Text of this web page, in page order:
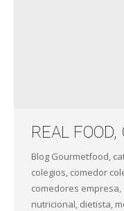
REAL FOOD,
Blog Gourmetfood,
colegios, comedor
comedores empresa,
nutricional, dietista,